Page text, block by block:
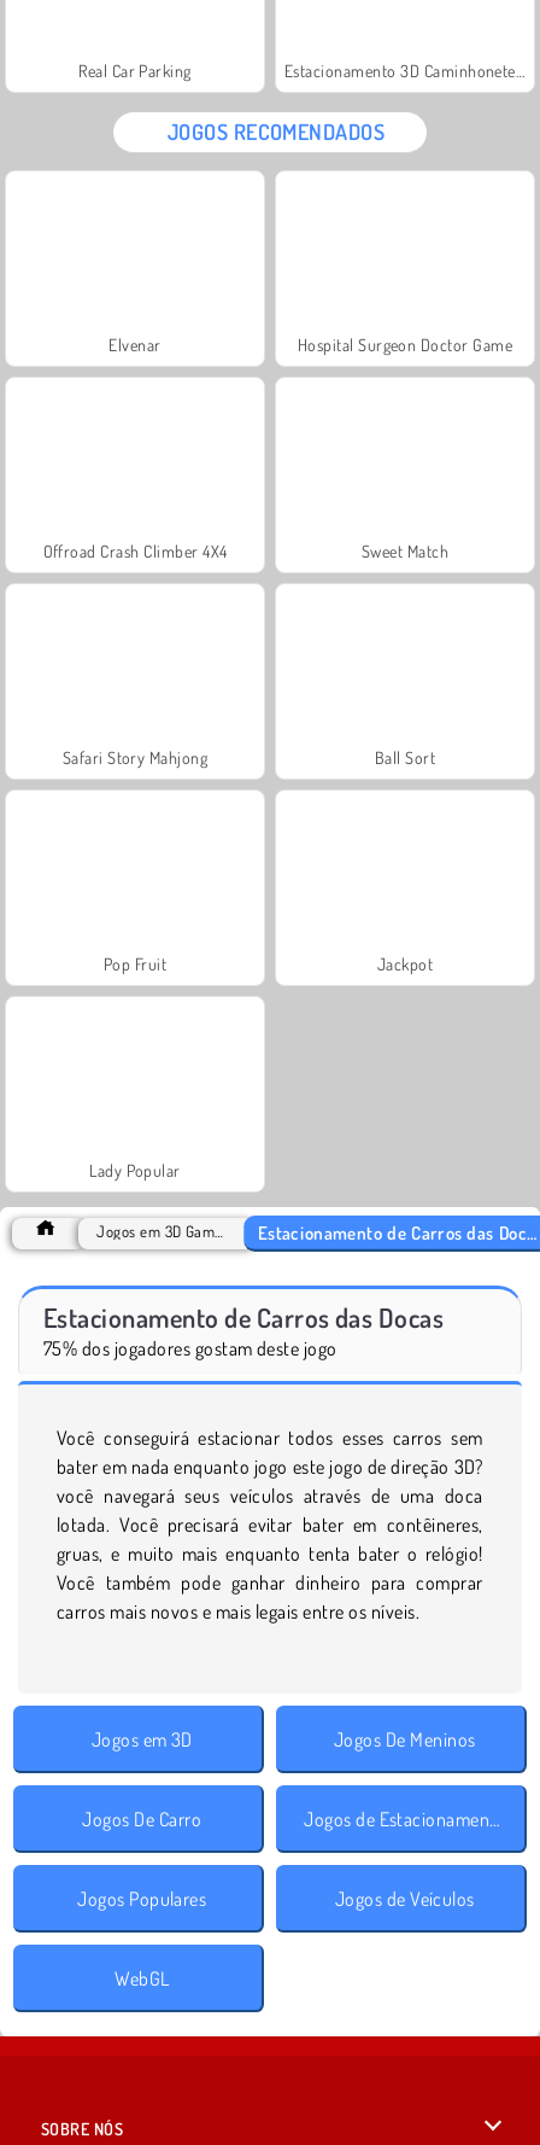
Real Car Parking
JOGOS RECOMENDADOS
Elvenar Hospital Surgeon Doctor Game
Offroad Crash Climber 4X4 Sweet Match
Safari Story Mahjong Ball Sort
Pop Fruit Jackpot
Lady Popular
Estacionamento de Carros das Docas
75% dos jogadores gostam deste jogo
Você conseguirá estacionar todos esses carros sem
bater em nada enquanto jogo este jogo de direção 3D?
você navegará seus veículos através de uma doca
lotada. Você precisará evitar bater em contêineres,
gruas, e muito mais enquanto tenta bater o relógio!
Você também pode ganhar dinheiro para comprar
carros mais novos e mais legais entre os níveis.
Jogos em 3D Jogos De Meninos
Jogos De Carro Jogos de Estacionamento
Jogos Populares Jogos de Veículos
WebGL
SOBRE NÓS